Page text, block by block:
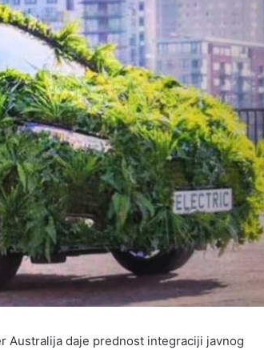
Australija daje prednost integraciji javnog